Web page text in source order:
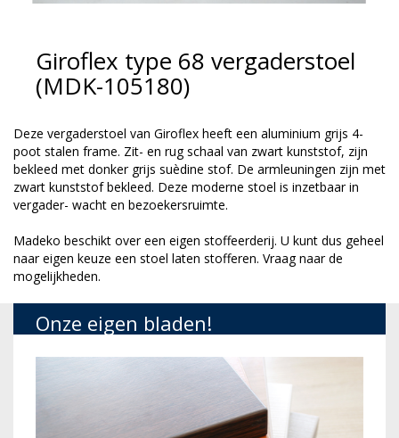
Giroflex type 68 vergaderstoel
(MDK-105180)
Deze vergaderstoel van Giroflex heeft een aluminium grijs 4-
poot stalen frame. Zit- en rug schaal van zwart kunststof, zijn
bekleed met donker grijs suèdine stof. De armleuningen zijn met
zwart kunststof bekleed. Deze moderne stoel is inzetbaar in
vergader- wacht en bezoekersruimte.
Madeko beschikt over een eigen stoffeerderij. U kunt dus geheel
naar eigen keuze een stoel laten stofferen. Vraag naar de
mogelijkheden.
Onze eigen bladen!